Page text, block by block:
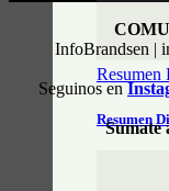
Resumen
Resumen
InfoBrandsen |
Seguinos en
Sumate